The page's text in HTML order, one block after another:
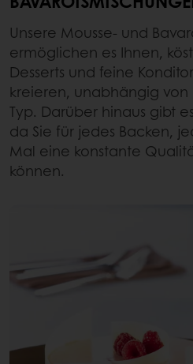
Unsere Mousse- und
ermöglichen es Ihnen,
Desserts und feine
kreieren, unabhängig
Typ. Darüber hinaus gibt
da Sie für jedes Backen,
Mal eine konstante
können.